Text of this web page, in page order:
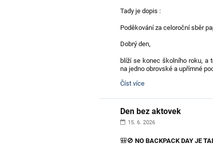
Tady je dopis :
Poděkování za celoroční sběr
Dobrý den,
blíží se konec školního roku, a
na jedno obrovské a upřímné
Poděkování
sběr
Číst více
Den bez aktovek
15. 6. 2026
🎒🚫 NO BACKPACK DAY JE